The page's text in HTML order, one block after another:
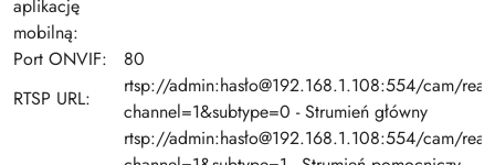
aplikację
mobilną:
Port ONVIF:
80
RTSP URL:
rtsp://admin:hasło@192.168.1.108:554/cam/
channel=1&subtype=0 - Strumień główny
rtsp://admin:hasło@192.168.1.108:554/cam/